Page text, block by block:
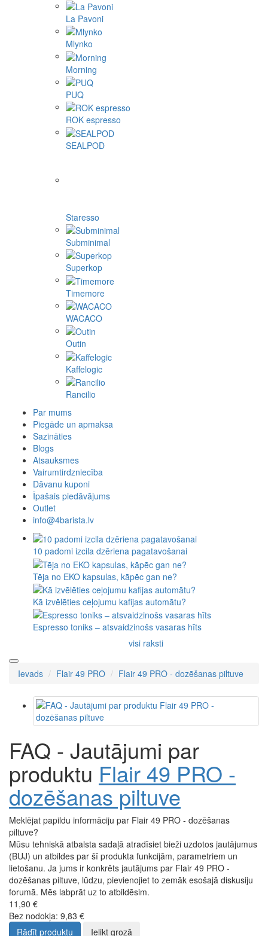
La Pavoni
Mlynko
Morning
PUQ
ROK espresso
SEALPOD
Staresso
Subminimal
Superkop
Timemore
WACACO
Outin
Kaffelogic
Rancilio
Par mums
Piegāde un apmaksa
Sazināties
Blogs
Atsauksmes
Vairumtirdzniecība
Dāvanu kuponi
Īpašais piedāvājums
Outlet
info@4barista.lv
10 padomi izcila dzēriena pagatavošanai
Tēja no EKO kapsulas, kāpēc gan ne?
Kā izvēlēties ceļojumu kafijas automātu?
Espresso toniks – atsvaidzinošs vasaras hīts
visi raksti
Ievads Flair 49 PRO Flair 49 PRO - dozēšanas piltuve
FAQ - Jautājumi par
produktu Flair 49 PRO -
dozēšanas piltuve
Meklējat papildu informāciju par Flair 49 PRO - dozēšanas
piltuve?
Mūsu tehniskā atbalsta sadaļā atradīsiet bieži uzdotos jautājumus
(BUJ) un atbildes par šī produkta funkcijām, parametriem un
lietošanu. Ja jums ir konkrēts jautājums par Flair 49 PRO -
dozēšanas piltuve, lūdzu, pievienojiet to zemāk esošajā diskusiju
forumā. Mēs labprāt uz to atbildēsim.
11,90 €
Bez nodokļa: 9,83 €
Rādīt produktu
Ielikt grozā